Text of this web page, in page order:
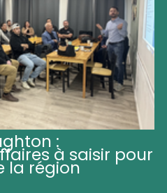
:
à saisir pour
la région